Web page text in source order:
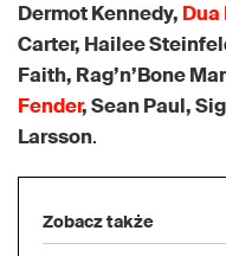
Dermot Kennedy, Dua
Carter, Hailee
Faith, Rag’n’Bone
Fender, Sean Paul,
Larsson.
Zobacz także